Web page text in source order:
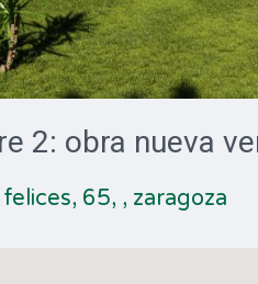
2: obra nueva
65, , zaragoza